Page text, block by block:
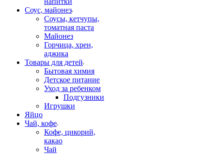
Соус, майонез
Соусы, кетчупы,
томатная паста
Майонез
Горчица, хрен,
аджика
Товары для детей
Бытовая химия
Детское питание
Уход за ребенком
Подгузники
Игрушки
Яйцо
Чай, кофе
Кофе, цикорий,
какао
Чай